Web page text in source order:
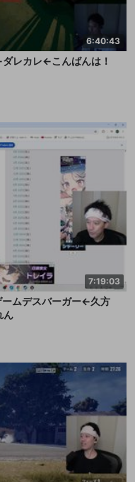
6:40:43
レカレ←こんばんは！
7:19:03
ムデスバーガー←久方
ん